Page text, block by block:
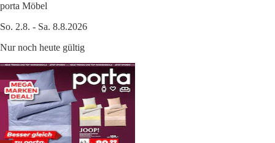
porta Möbel
So. 2.8. - Sa. 8.8.2026
Nur noch heute gültig